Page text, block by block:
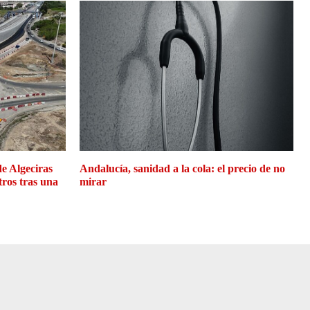
Algeciras
tras una
Andalucía, sanidad a la cola: el precio de no
mirar